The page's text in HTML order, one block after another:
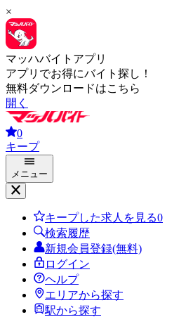
×
マッハバイトアプリ
アプリでお得にバイト探し！
無料ダウンロードはこちら
開く
0
キープ
メニュー
キープした求人を見る0
検索履歴
新規会員登録(無料)
ログイン
ヘルプ
エリアから探す
駅から探す